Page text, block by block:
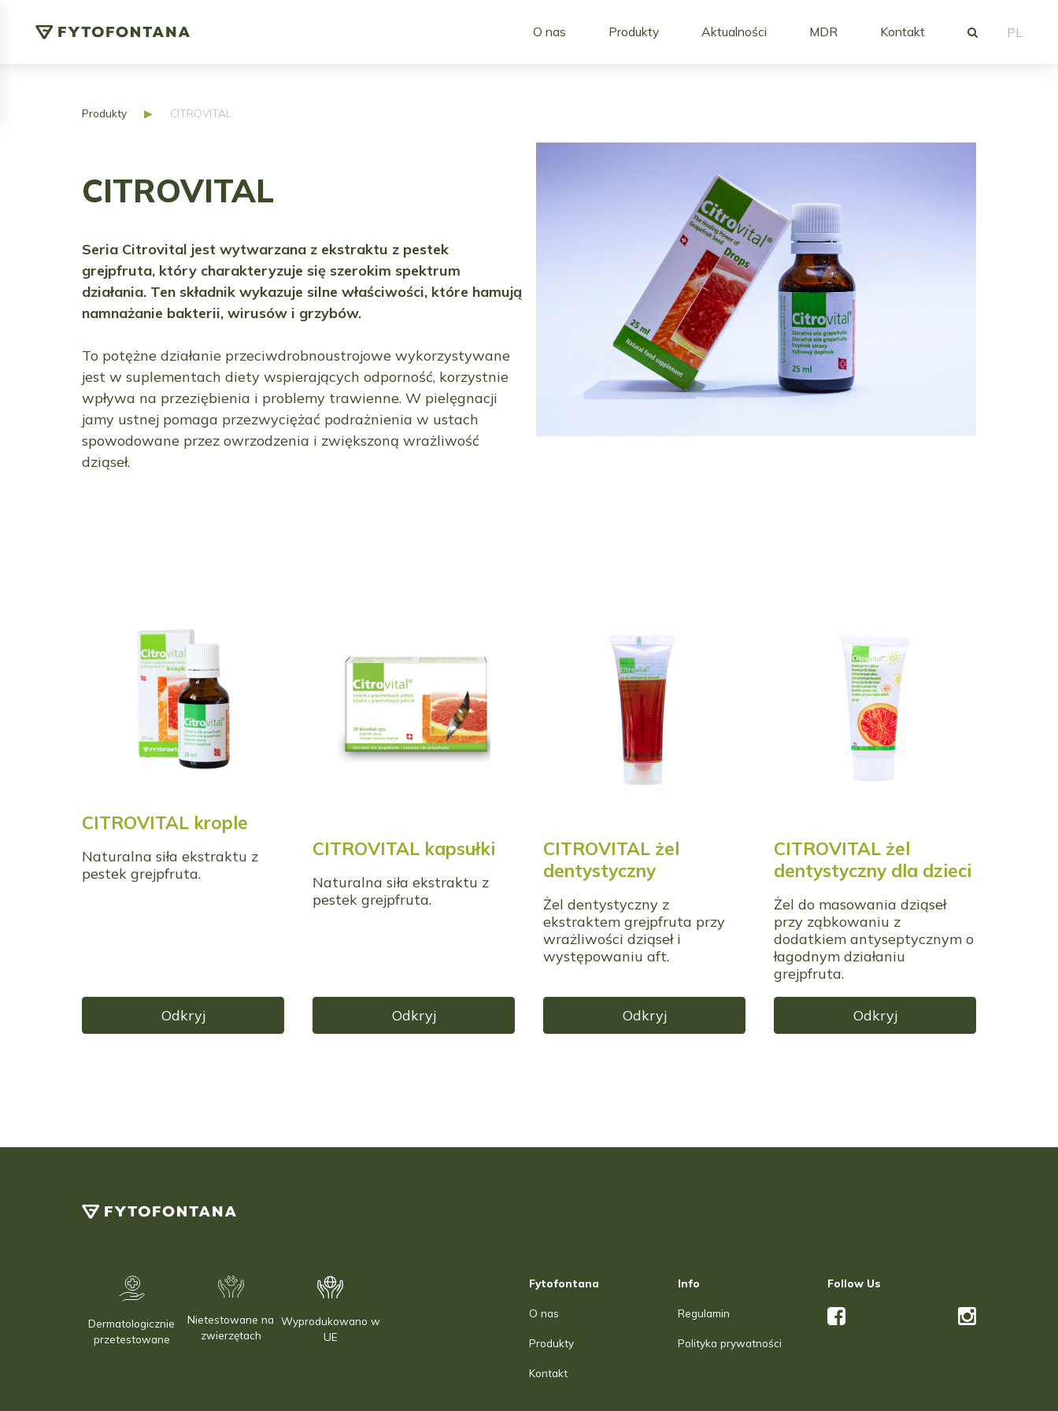
O nas Produkty Aktualności MDR Kontakt PL
Produkty ▶ CITROVITAL
CITROVITAL
Seria Citrovital jest wytwarzana z ekstraktu z pestek
grejpfruta, który charakteryzuje się szerokim spektrum
działania. Ten składnik wykazuje silne właściwości, które hamują
namnażanie bakterii, wirusów i grzybów.
To potężne działanie przeciwdrobnoustrojowe wykorzystywane
jest w suplementach diety wspierających odporność, korzystnie
wpływa na przeziębienia i problemy trawienne. W pielęgnacji
jamy ustnej pomaga przezwyciężać podrażnienia w ustach
spowodowane przez owrzodzenia i zwiększoną wrażliwość
dziąseł.
CITROVITAL krople
Naturalna siła ekstraktu z
pestek grejpfruta.
Odkryj
CITROVITAL kapsułki
Naturalna siła ekstraktu z
pestek grejpfruta.
Odkryj
CITROVITAL żel
dentystyczny
Żel dentystyczny z
ekstraktem grejpfruta przy
wrażliwości dziąseł i
występowaniu aft.
Odkryj
CITROVITAL żel
dentystyczny dla dzieci
Żel do masowania dziąseł
przy ząbkowaniu z
dodatkiem antyseptycznym o
łagodnym działaniu
grejpfruta.
Odkryj
Dermatologicznie
przetestowane
Nietestowane na
zwierzętach
Wyprodukowano w
UE
Fytofontana
O nas
Produkty
Kontakt
Info
Regulamin
Polityka prywatności
Follow Us